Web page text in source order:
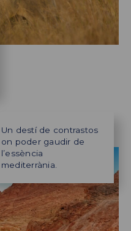
Un destí de contrastos
on poder gaudir de
l’essència
mediterrània.